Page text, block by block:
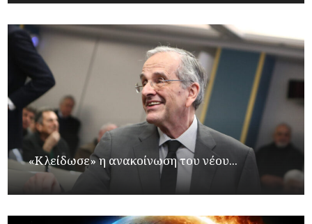
«Κλείδωσε» η ανακοίνωση του νέου...